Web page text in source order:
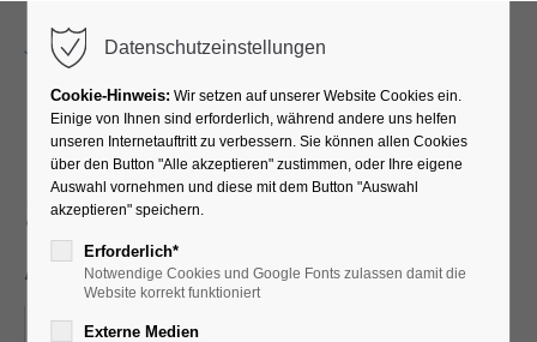
EFT Klopfakupressur -
Selbsthilfe bei Stress und
Angst
03.09.2025, 19:00–20:30
Datenschutzeinstellungen
Cookie-Hinweis: Wir setzen auf unserer Website Cookies ein.
Einige von Ihnen sind erforderlich, während andere uns helfen
unseren Internetauftritt zu verbessern. Sie können allen Cookies
über den Button "Alle akzeptieren" zustimmen, oder Ihre eigene
Auswahl vornehmen und diese mit dem Button "Auswahl
akzeptieren" speichern.
Erforderlich*
Notwendige Cookies und Google Fonts zulassen damit die
Website korrekt funktioniert
Externe Medien